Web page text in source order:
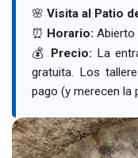
🌸 Visita al Patio
⏰ Horario: Abierto
💰 Precio: La
gratuita. Los
pago (y merecen la